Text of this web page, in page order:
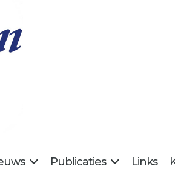
Publicaties Links